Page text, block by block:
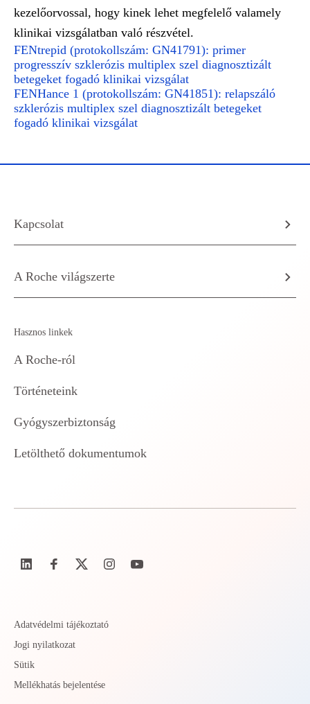
kezelőorvossal, hogy kinek lehet megfelelő valamely
klinikai vizsgálatban való részvétel.
FENtrepid (protokollszám: GN41791): primer
progresszív szklerózis multiplex szel diagnosztizált
betegeket fogadó klinikai vizsgálat
FENHance 1 (protokollszám: GN41851): relapszáló
szklerózis multiplex szel diagnosztizált betegeket
fogadó klinikai vizsgálat
Kapcsolat
A Roche világszerte
Hasznos linkek
A Roche-ról
Történeteink
Gyógyszerbiztonság
Letölthető dokumentumok
Adatvédelmi tájékoztató
Jogi nyilatkozat
Sütik
Mellékhatás bejelentése